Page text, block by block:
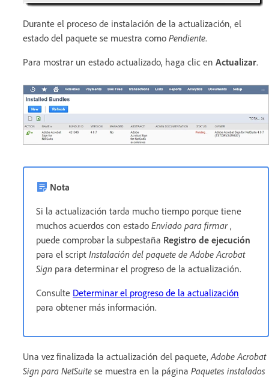
Durante el proceso de instalación de la actualización, el
estado del paquete se muestra como Pendiente.
Para mostrar un estado actualizado, haga clic en Actualizar.
Nota
Si la actualización tarda mucho tiempo porque tiene
muchos acuerdos con estado Enviado para firmar,
puede comprobar la subpestaña Registro de ejecución
para el script Instalación del paquete de Adobe Acrobat
Sign para determinar el progreso de la actualización.
Consulte Determinar el progreso de la actualización
para obtener más información.
Una vez finalizada la actualización del paquete,Adobe Acrobat
Sign para NetSuite se muestra en la página Paquetes instalados